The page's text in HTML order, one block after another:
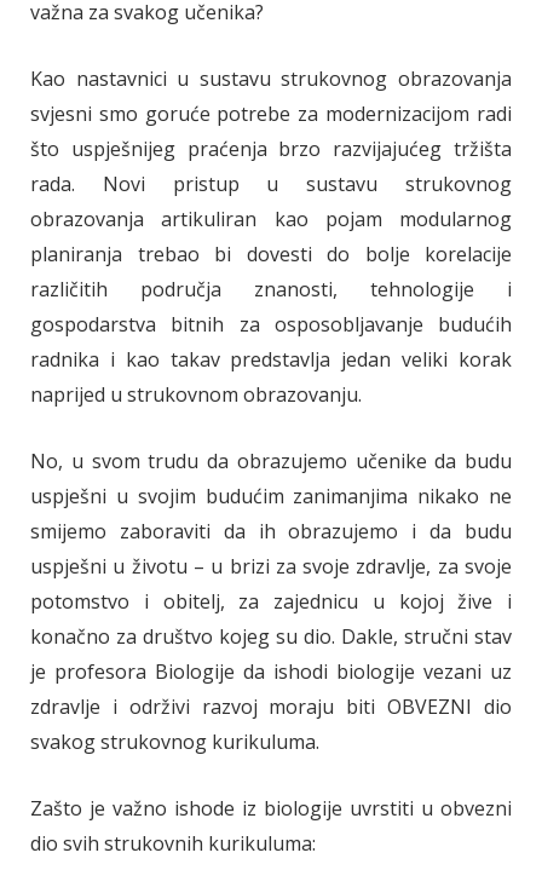
važna za svakog učenika?
Kao nastavnici u sustavu strukovnog obrazovanja
svjesni smo goruće potrebe za modernizacijom radi
što uspješnijeg praćenja brzo razvijajućeg tržišta
rada. Novi pristup u sustavu strukovnog
obrazovanja artikuliran kao pojam modularnog
planiranja trebao bi dovesti do bolje korelacije
različitih područja znanosti, tehnologije i
gospodarstva bitnih za osposobljavanje budućih
radnika i kao takav predstavlja jedan veliki korak
naprijed u strukovnom obrazovanju.
No, u svom trudu da obrazujemo učenike da budu
uspješni u svojim budućim zanimanjima nikako ne
smijemo zaboraviti da ih obrazujemo i da budu
uspješni u životu – u brizi za svoje zdravlje, za svoje
potomstvo i obitelj, za zajednicu u kojoj žive i
konačno za društvo kojeg su dio. Dakle, stručni stav
je profesora Biologije da ishodi biologije vezani uz
zdravlje i održivi razvoj moraju biti OBVEZNI dio
svakog strukovnog kurikuluma.
Zašto je važno ishode iz biologije uvrstiti u obvezni
dio svih strukovnih kurikuluma: